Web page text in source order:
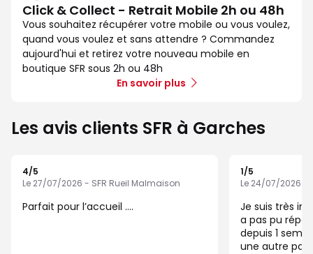
Click & Collect - Retrait Mobile 2h ou 48h
Vous souhaitez récupérer votre mobile ou vous voulez,
quand vous voulez et sans attendre ? Commandez
aujourd'hui et retirez votre nouveau mobile en
boutique SFR sous 2h ou 48h
En savoir plus
Les avis clients SFR à Garches
4/5
Le 27/07/2026 - SFR Rueil Malmaison
Parfait pour l’accueil ….
1/5
Le 24/07/2026 -
Je suis très
a pas pu
depuis 1
une autre